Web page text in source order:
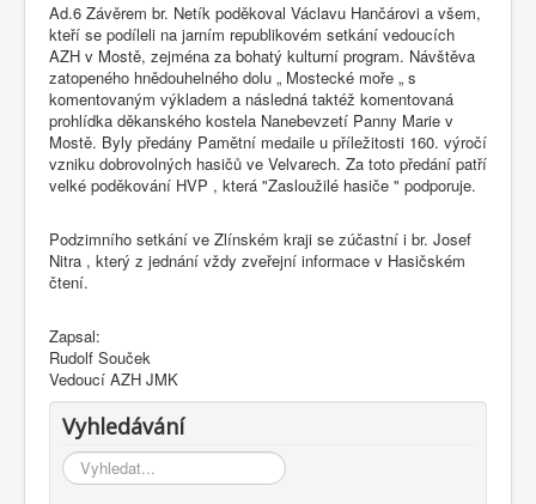
Ad.6 Závěrem br. Netík poděkoval Václavu Hančárovi a všem,
kteří se podíleli na jarním republikovém setkání vedoucích
AZH v Mostě, zejména za bohatý kulturní program. Návštěva
zatopeného hnědouhelného dolu „ Mostecké moře „ s
komentovaným výkladem a následná taktéž komentovaná
prohlídka děkanského kostela Nanebevzetí Panny Marie v
Mostě. Byly předány Pamětní medaile u příležitosti 160. výročí
vzniku dobrovolných hasičů ve Velvarech. Za toto předání patří
velké poděkování HVP , která "Zasloužilé hasiče " podporuje.
Podzimního setkání ve Zlínském kraji se zúčastní i br. Josef
Nitra , který z jednání vždy zveřejní informace v Hasičském
čtení.
Zapsal:
Rudolf Souček
Vedoucí AZH JMK
Vyhledávání
Vyhledávání...